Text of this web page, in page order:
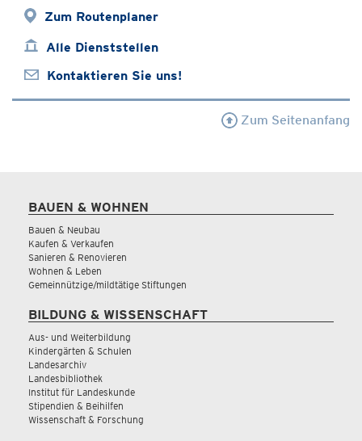
Zum Routenplaner
Alle Dienststellen
Kontaktieren Sie uns!
Zum Seitenanfang
BAUEN & WOHNEN
Bauen & Neubau
Kaufen & Verkaufen
Sanieren & Renovieren
Wohnen & Leben
Gemeinnützige/mildtätige Stiftungen
BILDUNG & WISSENSCHAFT
Aus- und Weiterbildung
Kindergärten & Schulen
Landesarchiv
Landesbibliothek
Institut für Landeskunde
Stipendien & Beihilfen
Wissenschaft & Forschung